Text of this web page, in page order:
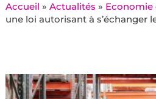
Accueil » Actualités » Economie
une loi autorisant à s’échanger